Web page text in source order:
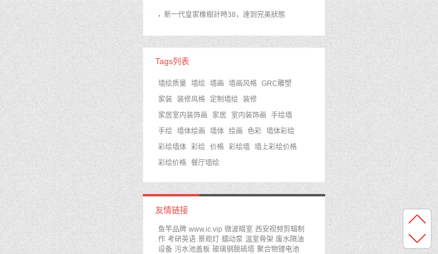
新一代皇家橡樹計時38，達到完美狀態
Tags列表
墙绘质量 墙绘 墙画 墙画风格 GRC雕塑
家装 装修风格 定制墙绘
装修
家居室内装饰画
家居 室内装饰画
手绘墙
手绘
墙体绘画 墙体 绘画 色彩
墙体彩绘
彩绘墙体 彩绘 价格 彩绘墙 墙上彩绘价格
彩绘价格 餐厅墙绘
友情链接
鱼竿品牌 www.ic.vip 微波暗室 西安视频剪辑制
作 考研英语 景观灯 蠕动泵 温室骨架 废水隔油
设备 污水池盖板 玻璃钢脱硫塔 聚合物锂电池